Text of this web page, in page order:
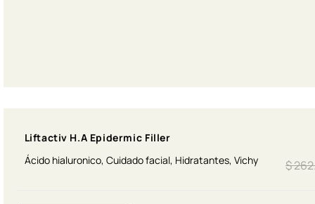
Liftactiv H.A Epidermic Filler
Ácido hialuronico, Cuidado facial, Hidratantes, Vichy $